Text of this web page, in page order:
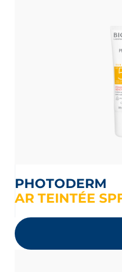
PHOTODERM
AR TEINTÉE